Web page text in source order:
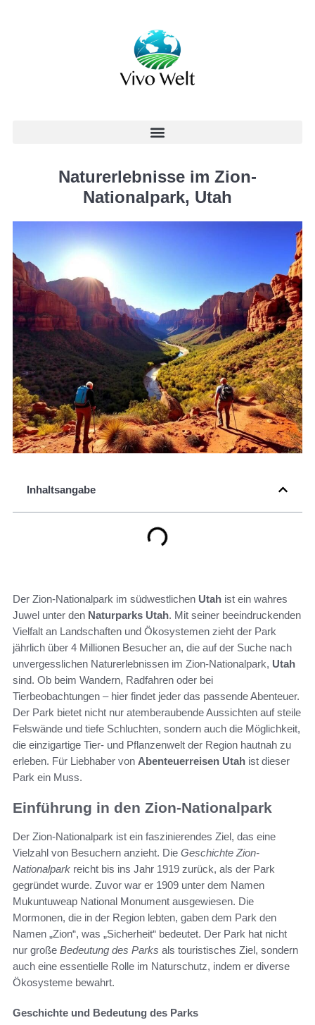
Naturerlebnisse im Zion-
Nationalpark, Utah
Inhaltsangabe
Der Zion-Nationalpark im südwestlichen Utah ist ein wahres
Juwel unter den Naturparks Utah. Mit seiner beeindruckenden
Vielfalt an Landschaften und Ökosystemen zieht der Park
jährlich über 4 Millionen Besucher an, die auf der Suche nach
unvergesslichen Naturerlebnissen im Zion-Nationalpark, Utah
sind. Ob beim Wandern, Radfahren oder bei
Tierbeobachtungen – hier findet jeder das passende Abenteuer.
Der Park bietet nicht nur atemberaubende Aussichten auf steile
Felswände und tiefe Schluchten, sondern auch die Möglichkeit,
die einzigartige Tier- und Pflanzenwelt der Region hautnah zu
erleben. Für Liebhaber von Abenteuerreisen Utah ist dieser
Park ein Muss.
Einführung in den Zion-Nationalpark
Der Zion-Nationalpark ist ein faszinierendes Ziel, das eine
Vielzahl von Besuchern anzieht. Die Geschichte Zion-
Nationalpark reicht bis ins Jahr 1919 zurück, als der Park
gegründet wurde. Zuvor war er 1909 unter dem Namen
Mukuntuweap National Monument ausgewiesen. Die
Mormonen, die in der Region lebten, gaben dem Park den
Namen „Zion“, was „Sicherheit“ bedeutet. Der Park hat nicht
nur große Bedeutung des Parks als touristisches Ziel, sondern
auch eine essentielle Rolle im Naturschutz, indem er diverse
Ökosysteme bewahrt.
Geschichte und Bedeutung des Parks